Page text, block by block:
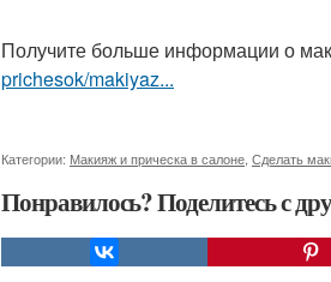
Получите больше информации о
prichesok/makiyaz...
Категории: Макияж и прическа в салоне Сделать
Понравилось? Поделитесь с